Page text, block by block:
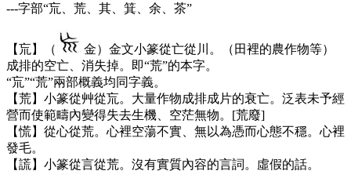
---字部“巟、荒、其、箕、余、茶”
【巟】（
金）金文小篆從亡從川。（田裡的農作物等）
成排的空亡、消失掉。即“荒”的本字。
“巟”“荒”兩部概義均同字義。
【荒】小篆從艸從巟。大量作物成排成片的衰亡。泛表未予經
營而使範疇內變得失去生機、空茫無物。[荒廢]
【慌】從心從荒。心裡空蕩不實、無以為憑而心態不穩。心裡
發毛。
【謊】小篆從言從荒。沒有實質內容的言詞。虛假的話。